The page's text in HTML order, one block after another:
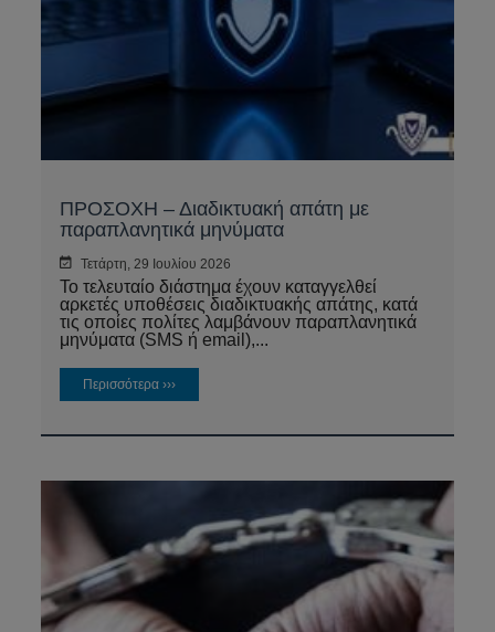
ΠΡΟΣΟΧΗ – Διαδικτυακή απάτη με
παραπλανητικά μηνύματα
Τετάρτη, 29 Ιουλίου 2026
Το τελευταίο διάστημα έχουν καταγγελθεί
αρκετές υποθέσεις διαδικτυακής απάτης, κατά
τις οποίες πολίτες λαμβάνουν παραπλανητικά
μηνύματα (SMS ή email),...
Περισσότερα ›››